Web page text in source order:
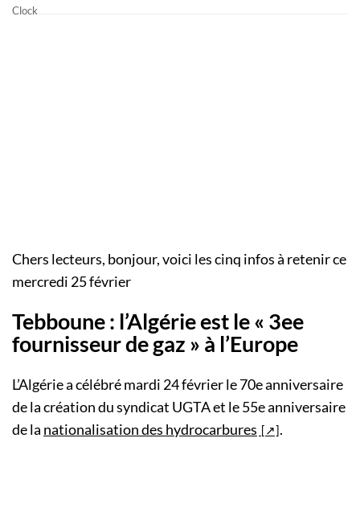
Chers lecteurs, bonjour, voici les cinq infos à retenir ce
mercredi 25 février
Tebboune : l’Algérie est le « 3ee
fournisseur de gaz » à l’Europe
L’Algérie a célébré mardi 24 février le 70e anniversaire
de la création du syndicat UGTA et le 55e anniversaire
de la nationalisation des hydrocarbures .